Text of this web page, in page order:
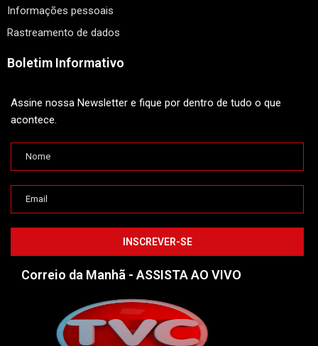
Informações pessoais
Rastreamento de dados
Boletim Informativo
Assine nossa Newsletter e fique por dentro de tudo o que
acontece.
Correio da Manhã - ASSISTA AO VIVO